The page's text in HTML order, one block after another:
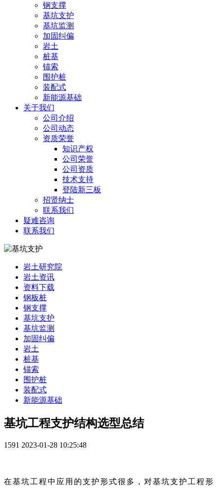
钢支撑
基坑支护
基坑监测
加固纠偏
岩土
桩基
锚索
围护桩
装配式
新能源基础
关于我们
公司介绍
公司动态
资质荣誉
知识产权
公司荣誉
公司资质
技术支持
登陆新三板
招贤纳士
联系我们
疑难咨询
联系我们
岩土研究院
岩土资讯
资料下载
钢板桩
钢支撑
基坑支护
基坑监测
加固纠偏
岩土
桩基
锚索
围护桩
装配式
新能源基础
基坑工程支护结构选型总结
1591 2023-01-28 10:25:48
在基坑工程中应用的支护形式很多，对基坑支护工程形